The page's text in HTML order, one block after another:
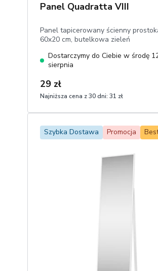
Panel Quadratta VIII
Panel tapicerowany ścienny
60x20 cm, butelkowa zieleń
Dostarczymy do Ciebie w środę
sierpnia
29 zł
Najniższa cena z 30 dni: 31 zł
1
Szybka Dostawa Promocja